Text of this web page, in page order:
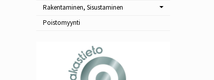
Rakentaminen, Sisustaminen
Poistomyynti